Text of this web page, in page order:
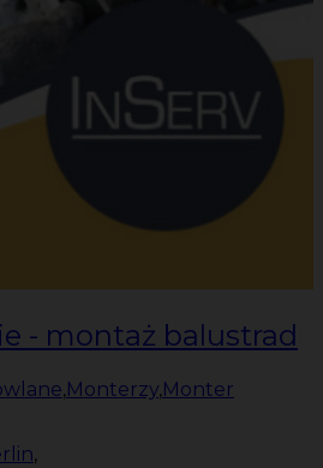
- montaż balustrad
,Monterzy,Monter
,